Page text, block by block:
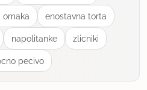
omaka enostavna torta
napolitanke zlicniki
pecivo